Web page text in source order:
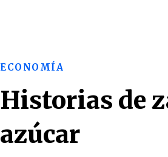
ECONOMÍA
Historias de
azúcar